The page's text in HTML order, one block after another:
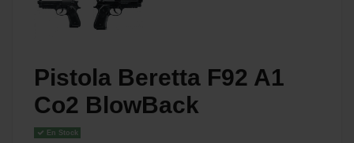
Pistola Beretta F92 A1
Co2 BlowBack
En Stock